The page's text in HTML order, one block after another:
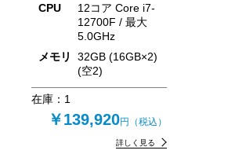
CPU
12コア Core i7-
12700F / 最大
5.0GHz
メモリ
32GB (16GB×2)
(空2)
在庫： 1
￥139,920円（税込）
詳しく見る